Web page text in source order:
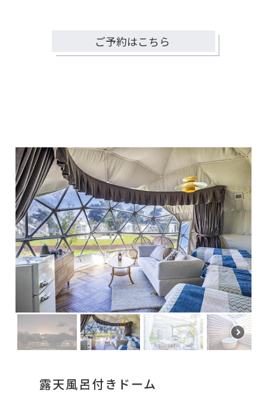
ご予約はこちら
露天風呂付きドーム